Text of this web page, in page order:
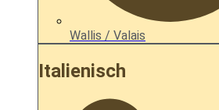
Wallis / Valais
Italienisch